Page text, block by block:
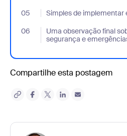
05
Simples de implementar
- Jumplink to Simples de
06
Uma observação final
segurança e
- Jumplink to Uma observação
Compartilhe esta postagem